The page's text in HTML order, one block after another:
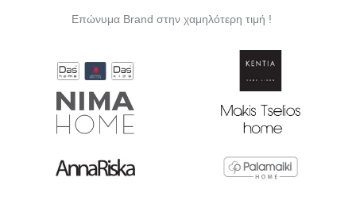
Επώνυμα Brand στην χαμηλότερη τιμή !